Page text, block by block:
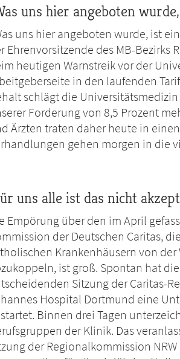
uns hier angeboten
uns hier angeboten wurde, ist
Ehrenvorsitzende des MB-Bezirks
heutigen Warnstreik vor der
in den laufenden
schlägt die
Forderung von 8,5 Prozent
Ärzten traten daher heute in
gehen morgen in die
uns alle ist das nicht
Empörung über den im April
der Deutschen Caritas,
Krankenhäusern von der
ist groß. Spontan hat
Sitzung der Caritas-
Hospital Dortmund eine
Binnen drei Tagen
der Klinik. Das
der Regionalkommission